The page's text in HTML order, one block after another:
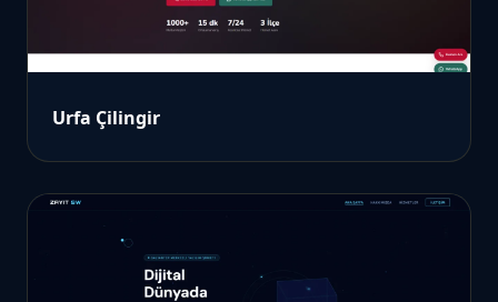
Urfa Çilingir